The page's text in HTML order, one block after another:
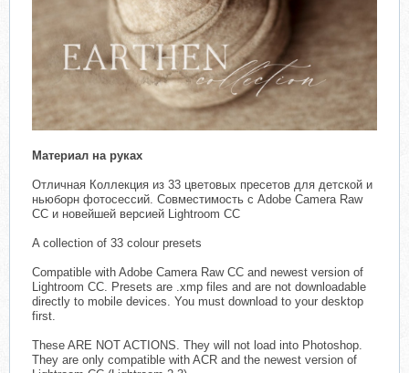
Материал на руках
Отличная Коллекция из 33 цветовых пресетов для детской и
ньюборн фотосессий. Совместимость с Adobe Camera Raw
CC и новейшей версией Lightroom CC
A collection of 33 colour presets
Compatible with Adobe Camera Raw CC and newest version of
Lightroom CC. Presets are .xmp files and are not downloadable
directly to mobile devices. You must download to your desktop
first.
These ARE NOT ACTIONS. They will not load into Photoshop.
They are only compatible with ACR and the newest version of